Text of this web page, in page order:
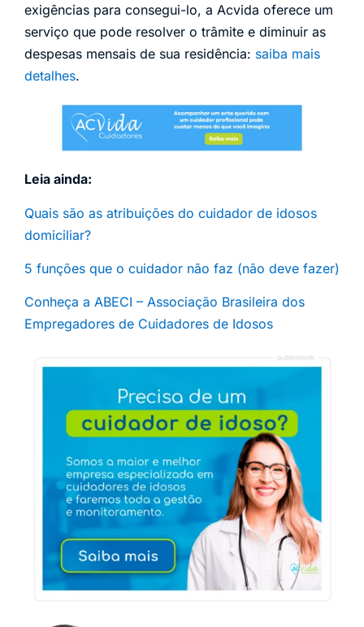
exigências para consegui-lo, a Acvida oferece um
serviço que pode resolver o trâmite e diminuir as
despesas mensais de sua residência: saiba mais
detalhes.
Leia ainda:
Quais são as atribuições do cuidador de idosos
domiciliar?
5 funções que o cuidador não faz (não deve fazer)
Conheça a ABECI – Associação Brasileira dos
Empregadores de Cuidadores de Idosos